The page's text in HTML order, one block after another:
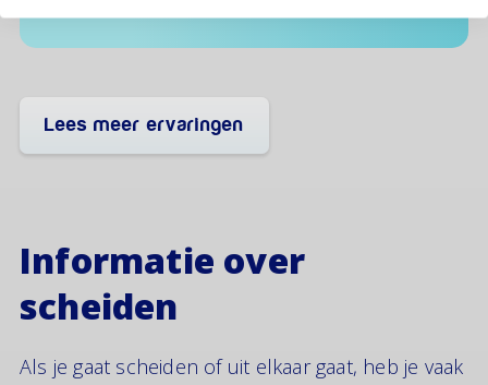
Lees meer ervaringen
Informatie over
scheiden
Als je gaat scheiden of uit elkaar gaat, heb je vaak